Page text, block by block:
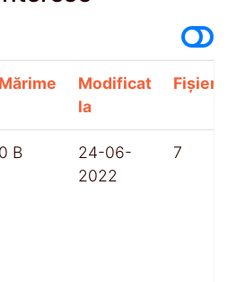
Mărime
Modificat
la
Fișiere
0 B
24-06-
2022
7